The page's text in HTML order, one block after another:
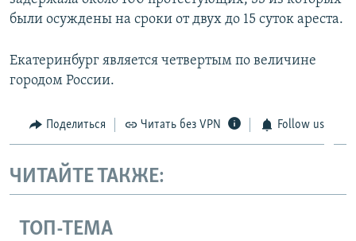
были осуждены на сроки от двух до 15 суток ареста.
Екатеринбург является четвертым по величине
городом России.
Поделиться Читать без VPN Follow us
ЧИТАЙТЕ ТАКЖЕ:
ТОП-ТЕМА